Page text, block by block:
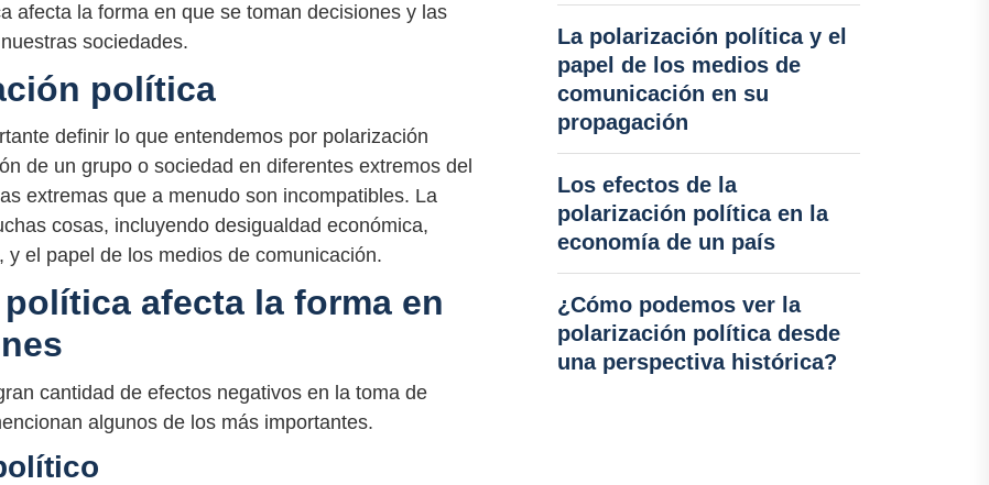
afecta la forma en que se toman decisiones y las
sociedades.
política
definir lo que entendemos por polarización
de un grupo o sociedad en diferentes extremos del
extremas que a menudo son incompatibles. La
cosas, incluyendo desigualdad económica,
el papel de los medios de comunicación.
afecta la forma en
cantidad de efectos negativos en la toma de
algunos de los más importantes.
La polarización política y el
papel de los medios de
comunicación en su
propagación
Los efectos de la
polarización política en la
economía de un país
¿Cómo podemos ver la
polarización política desde
una perspectiva histórica?